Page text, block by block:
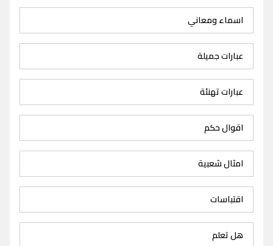
اسماء ومعاني
عبارات جميلة
عبارات تهنئة
اقوال حكم
امثال شعبية
اقتباسات
هل تعلم